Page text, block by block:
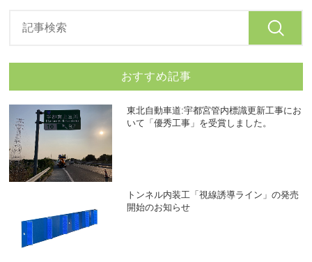
おすすめ記事
東北自動車道:宇都宮管内標識更新工事にお
いて「優秀工事」を受賞しました。
トンネル内装工「視線誘導ライン」の発売
開始のお知らせ